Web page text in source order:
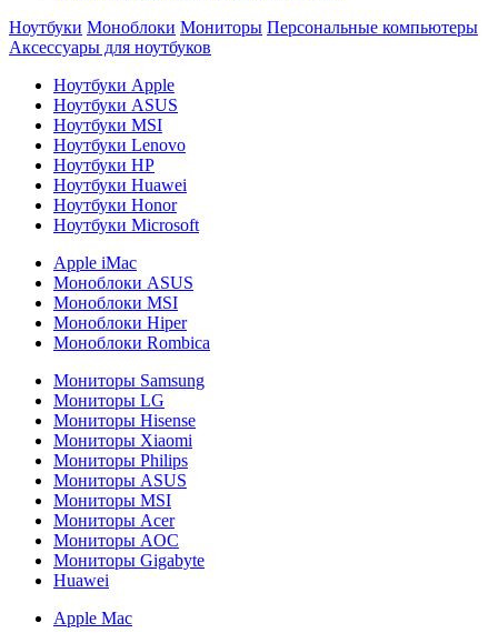
Ноутбуки Моноблоки Мониторы Персональные компьютеры
Аксессуары для ноутбуков
Ноутбуки Apple
Ноутбуки ASUS
Ноутбуки MSI
Ноутбуки Lenovo
Ноутбуки HP
Ноутбуки Huawei
Ноутбуки Honor
Ноутбуки Microsoft
Apple iMac
Моноблоки ASUS
Моноблоки MSI
Моноблоки Hiper
Моноблоки Rombica
Мониторы Samsung
Мониторы LG
Мониторы Hisense
Мониторы Xiaomi
Мониторы Philips
Мониторы ASUS
Мониторы MSI
Мониторы Acer
Мониторы AOC
Мониторы Gigabyte
Huawei
Apple Mac